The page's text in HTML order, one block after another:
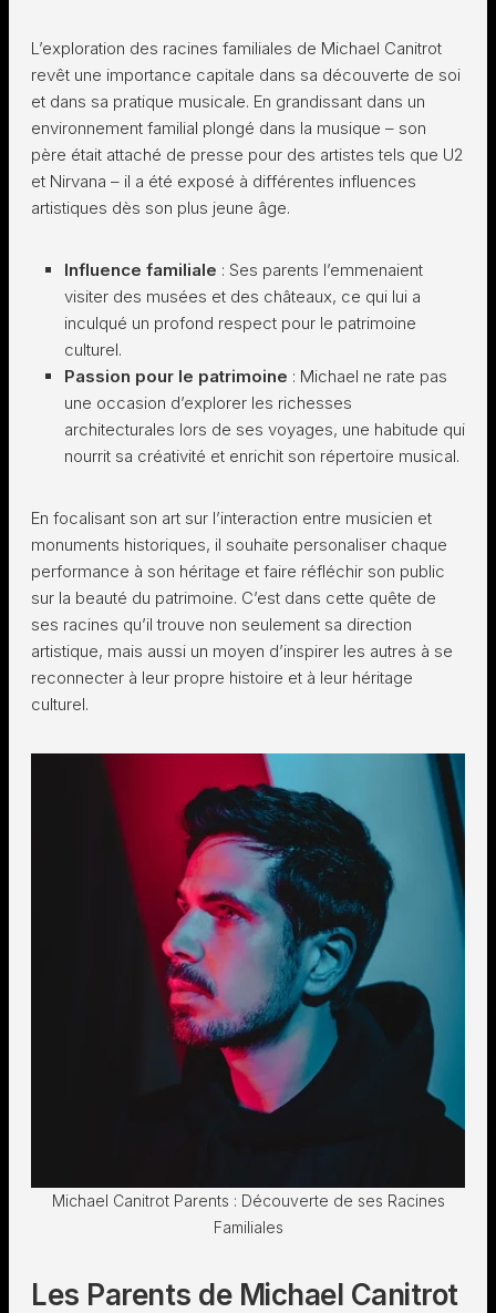
L’exploration des racines familiales de Michael Canitrot
revêt une importance capitale dans sa découverte de soi
et dans sa pratique musicale. En grandissant dans un
environnement familial plongé dans la musique – son
père était attaché de presse pour des artistes tels que U2
et Nirvana – il a été exposé à différentes influences
artistiques dès son plus jeune âge.
Influence familiale : Ses parents l’emmenaient
visiter des musées et des châteaux, ce qui lui a
inculqué un profond respect pour le patrimoine
culturel.
Passion pour le patrimoine : Michael ne rate pas
une occasion d’explorer les richesses
architecturales lors de ses voyages, une habitude qui
nourrit sa créativité et enrichit son répertoire musical.
En focalisant son art sur l’interaction entre musicien et
monuments historiques, il souhaite personaliser chaque
performance à son héritage et faire réfléchir son public
sur la beauté du patrimoine. C’est dans cette quête de
ses racines qu’il trouve non seulement sa direction
artistique, mais aussi un moyen d’inspirer les autres à se
reconnecter à leur propre histoire et à leur héritage
culturel.
Michael Canitrot Parents : Découverte de ses Racines
Familiales
Les Parents de Michael Canitrot